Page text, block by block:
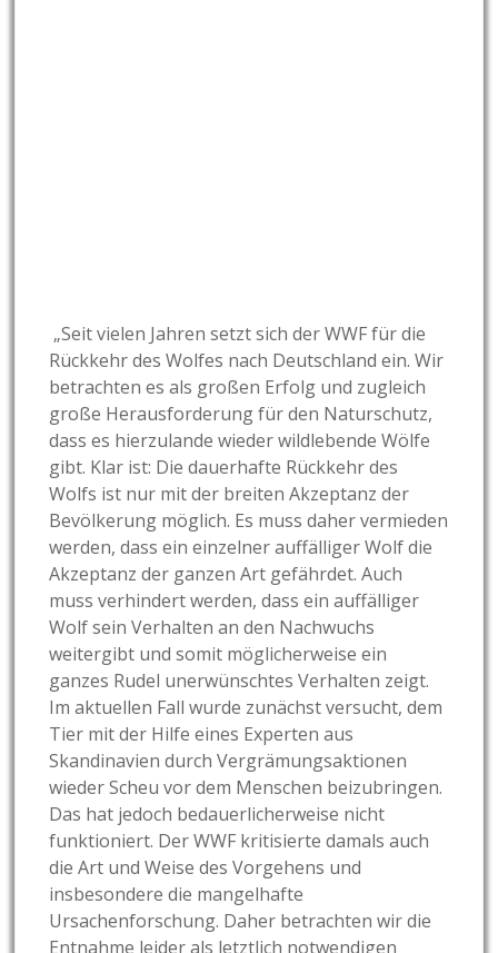
„Seit vielen Jahren setzt sich der WWF für die
Rückkehr des Wolfes nach Deutschland ein. Wir
betrachten es als großen Erfolg und zugleich
große Herausforderung für den Naturschutz,
dass es hierzulande wieder wildlebende Wölfe
gibt. Klar ist: Die dauerhafte Rückkehr des
Wolfs ist nur mit der breiten Akzeptanz der
Bevölkerung möglich. Es muss daher vermieden
werden, dass ein einzelner auffälliger Wolf die
Akzeptanz der ganzen Art gefährdet. Auch
muss verhindert werden, dass ein auffälliger
Wolf sein Verhalten an den Nachwuchs
weitergibt und somit möglicherweise ein
ganzes Rudel unerwünschtes Verhalten zeigt.
Im aktuellen Fall wurde zunächst versucht, dem
Tier mit der Hilfe eines Experten aus
Skandinavien durch Vergrämungsaktionen
wieder Scheu vor dem Menschen beizubringen.
Das hat jedoch bedauerlicherweise nicht
funktioniert. Der WWF kritisierte damals auch
die Art und Weise des Vorgehens und
insbesondere die mangelhafte
Ursachenforschung. Daher betrachten wir die
Entnahme leider als letztlich notwendigen